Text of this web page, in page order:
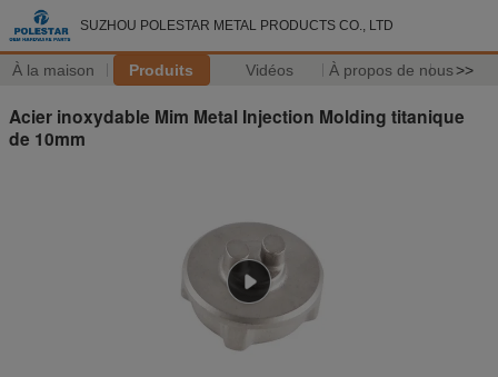
SUZHOU POLESTAR METAL PRODUCTS CO., LTD
À la maison Produits Vidéos À propos de nous>>
Acier inoxydable Mim Metal Injection Molding titanique
de 10mm